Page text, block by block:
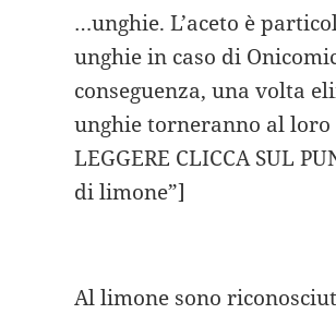
…unghie. L’aceto è
unghie in caso di
conseguenza, una volta
unghie torneranno al loro
LEGGERE CLICCA SUL
di limone”]
Al limone sono